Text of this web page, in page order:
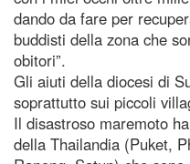
dando da fare per
buddisti della zona che
obitori”.
Gli aiuti della diocesi di
soprattutto sui piccoli
Il disastroso maremoto
della Thailandia (Puket,